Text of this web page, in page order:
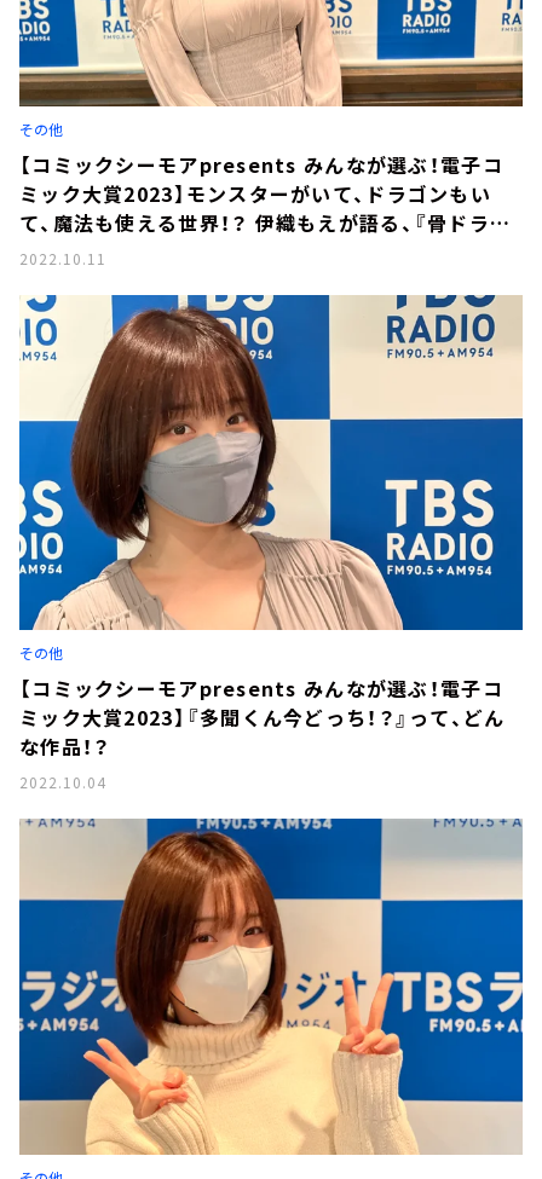
その他
【コミックシーモアpresents みんなが選ぶ！電子コ
ミック大賞2023】モンスターがいて、ドラゴンもい
て、魔法も使える世界！？ 伊織もえが語る、『骨ドラゴ
ンのマナ娘』の魅力とは。
2022.10.11
その他
【コミックシーモアpresents みんなが選ぶ！電子コ
ミック大賞2023】『多聞くん今どっち！？』って、どん
な作品！？
2022.10.04